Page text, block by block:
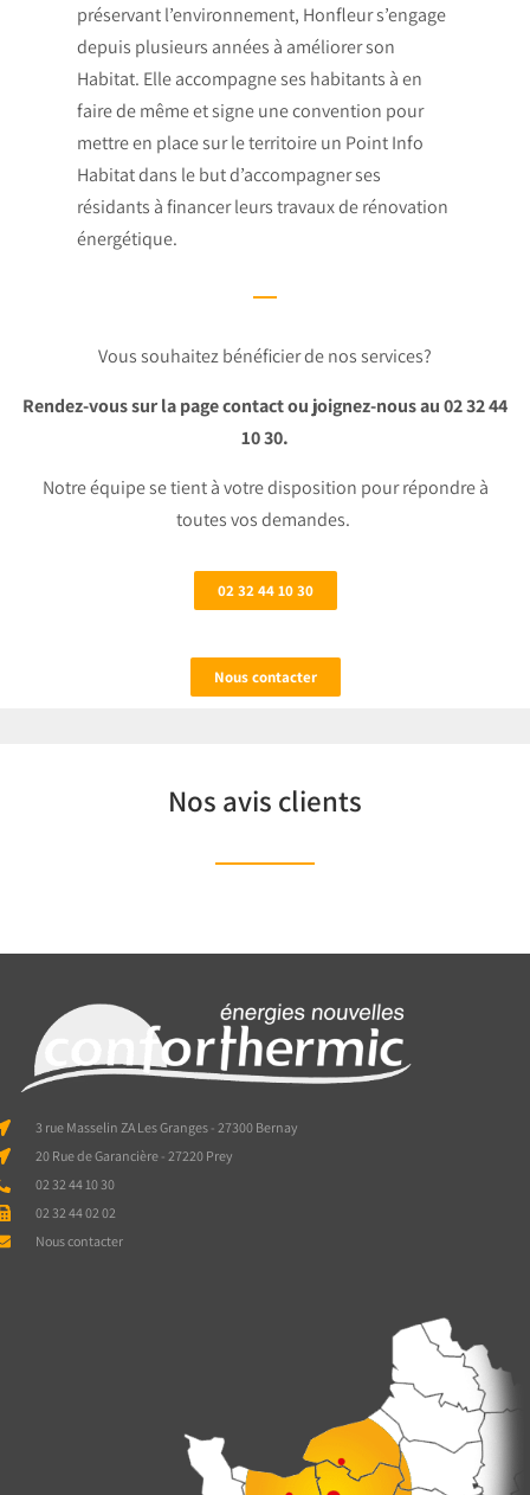
préservant l’environnement, Honfleur s’engage
depuis plusieurs années à améliorer son
Habitat. Elle accompagne ses habitants à en
faire de même et signe une convention pour
mettre en place sur le territoire un Point Info
Habitat dans le but d’accompagner ses
résidants à financer leurs travaux de rénovation
énergétique.
Vous souhaitez bénéficier de nos services?
Rendez-vous sur la page contact ou joignez-nous au 02 32 44
10 30.
Notre équipe se tient à votre disposition pour répondre à
toutes vos demandes.
02 32 44 10 30
Nous contacter
Nos avis clients
3 rue Masselin ZA Les Granges - 27300 Bernay
20 Rue de Garancière - 27220 Prey
02 32 44 10 30
02 32 44 02 02
Nous contacter